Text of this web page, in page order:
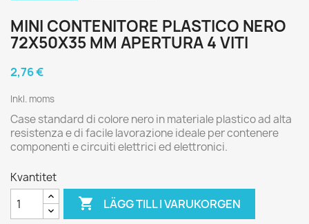
MINI CONTENITORE PLASTICO NERO
72X50X35 MM APERTURA 4 VITI
2,76 €
Inkl. moms
Case standard di colore nero in materiale plastico ad alta
resistenza e di facile lavorazione ideale per contenere
componenti e circuiti elettrici ed elettronici.
Kvantitet
 LÄGG TILL I VARUKORGEN